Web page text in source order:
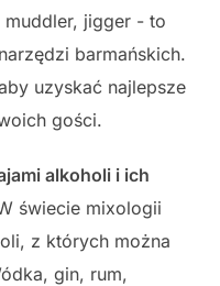
muddler, jigger - to
barmańskich.
uzyskać najlepsze
gości.
alkoholi i ich
świecie mixologii
z których można
gin, rum,